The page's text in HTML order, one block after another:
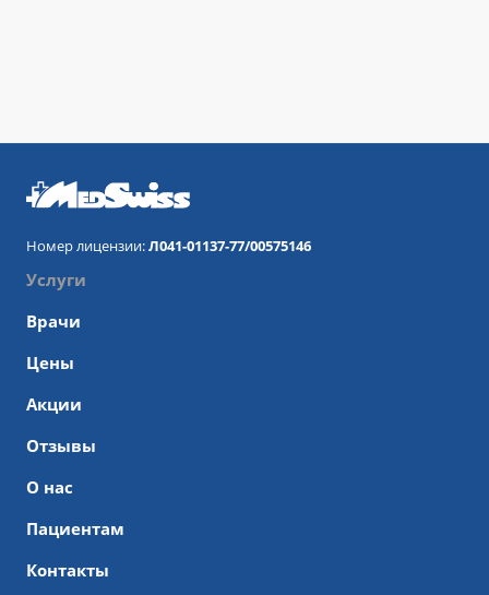
Номер лицензии:Л041-01137-77/00575146
Услуги
Врачи
Цены
Акции
Отзывы
О нас
Пациентам
Контакты